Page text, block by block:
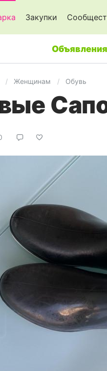
Закупки
Объявления
Женщинам Обувь